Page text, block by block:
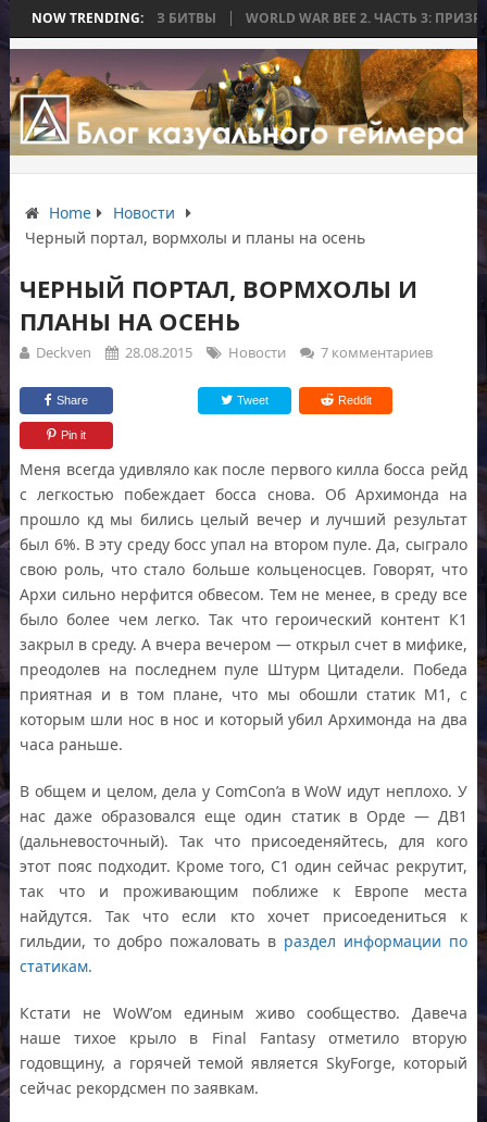
NOW TRENDING:
ЗАКОНЧИЛАСЬ БЕЗ БИТВЫ WORLD WAR BEE 2. ЧАСТЬ 3:
Home
Новости
Черный портал, вормхолы и планы на осень
ЧЕРНЫЙ ПОРТАЛ, ВОРМХОЛЫ И
ПЛАНЫ НА ОСЕНЬ
Deckven 28.08.2015 Новости 7 комментариев
Share Tweet Reddit
Pin it
Меня всегда удивляло как после первого килла босса рейд
с легкостью побеждает босса снова. Об Архимонда на
прошло кд мы бились целый вечер и лучший результат
был 6%. В эту среду босс упал на втором пуле. Да, сыграло
свою роль, что стало больше кольценосцев. Говорят, что
Архи сильно нерфится обвесом. Тем не менее, в среду все
было более чем легко. Так что героический контент К1
закрыл в среду. А вчера вечером — открыл счет в мифике,
преодолев на последнем пуле Штурм Цитадели. Победа
приятная и в том плане, что мы обошли статик М1, с
которым шли нос в нос и который убил Архимонда на два
часа раньше.
В общем и целом, дела у ComCon’a в WoW идут неплохо. У
нас даже образовался еще один статик в Орде — ДВ1
(дальневосточный). Так что присоеденяйтесь, для кого
этот пояс подходит. Кроме того, С1 один сейчас рекрутит,
так что и проживающим поближе к Европе места
найдутся. Так что если кто хочет присоедениться к
гильдии, то добро пожаловать в раздел информации по
статикам.
Кстати не WoW’ом единым живо сообщество. Давеча
наше тихое крыло в Final Fantasy отметило вторую
годовщину, а горячей темой является SkyForge, который
сейчас рекордсмен по заявкам.